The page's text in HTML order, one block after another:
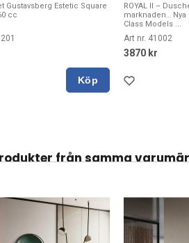
Gustavsberg Estetic Square
cc
Köp
ROYAL II –
marknaden…
Class Models ...
Art nr. 41002
3870 kr
från samma